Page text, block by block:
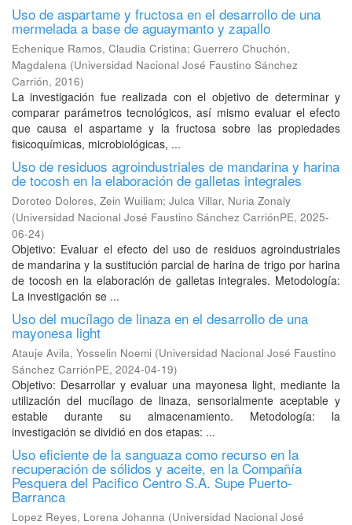
Uso de aspartame y fructosa en el desarrollo de una
mermelada a base de aguaymanto y zapallo
Echenique Ramos, Claudia Cristina; Guerrero Chuchón,
Magdalena (Universidad Nacional José Faustino Sánchez
Carrión, 2016)
La investigación fue realizada con el objetivo de determinar y
comparar parámetros tecnológicos, así mismo evaluar el efecto
que causa el aspartame y la fructosa sobre las propiedades
fisicoquímicas, microbiológicas, ...
Uso de residuos agroindustriales de mandarina y harina
de tocosh en la elaboración de galletas integrales
Doroteo Dolores, Zein Wuiliam; Julca Villar, Nuria Zonaly
(Universidad Nacional José Faustino Sánchez CarriónPE, 2025-
06-24)
Objetivo: Evaluar el efecto del uso de residuos agroindustriales
de mandarina y la sustitución parcial de harina de trigo por harina
de tocosh en la elaboración de galletas integrales. Metodología:
La investigación se ...
Uso del mucílago de linaza en el desarrollo de una
mayonesa light
Atauje Avila, Yosselin Noemi (Universidad Nacional José Faustino
Sánchez CarriónPE, 2024-04-19)
Objetivo: Desarrollar y evaluar una mayonesa light, mediante la
utilización del mucílago de linaza, sensorialmente aceptable y
estable durante su almacenamiento. Metodología: la
investigación se dividió en dos etapas: ...
Uso eficiente de la sanguaza como recurso en la
recuperación de sólidos y aceite, en la Compañía
Pesquera del Pacifico Centro S.A. Supe Puerto-
Barranca
Lopez Reyes, Lorena Johanna (Universidad Nacional José